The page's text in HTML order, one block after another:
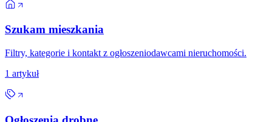
Szukam mieszkania
Filtry, kategorie i kontakt z ogłoszeniodawcami nieruchomości.
1 artykuł